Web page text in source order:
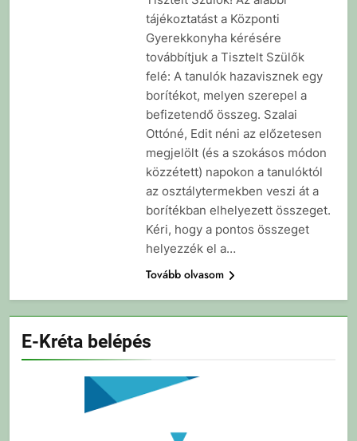
tájékoztatást a Központi
Gyerekkonyha kérésére
továbbítjuk a Tisztelt Szülők
felé: A tanulók hazavisznek egy
borítékot, melyen szerepel a
befizetendő összeg. Szalai
Ottóné, Edit néni az előzetesen
megjelölt (és a szokásos módon
közzétett) napokon a tanulóktól
az osztálytermekben veszi át a
borítékban elhelyezett összeget.
Kéri, hogy a pontos összeget
helyezzék el a…
Tovább olvasom
E-Kréta belépés